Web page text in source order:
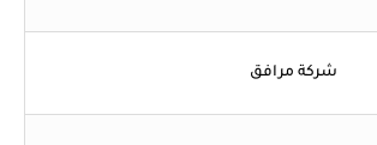
شركة مرافق